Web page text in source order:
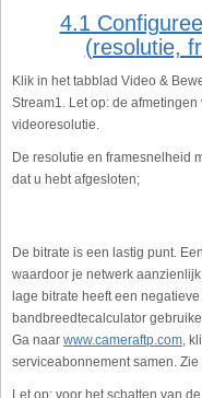
4.1
(resolutie,
Klik in het tabblad Video &
Stream1. Let op: de
videoresolutie.
De resolutie en framesnelheid
dat u hebt afgesloten;
De bitrate is een lastig punt.
waardoor je netwerk
lage bitrate heeft een
bandbreedtecalculator
Ga naar www.cameraftp.com ,
serviceabonnement samen.
Let op: voor het schatten van